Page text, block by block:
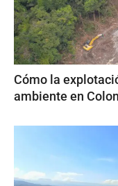
Cómo la
ambiente en